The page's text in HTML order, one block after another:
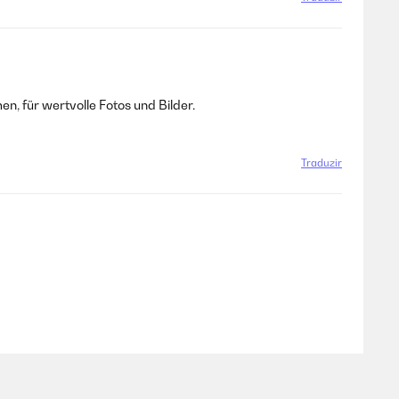
für wertvolle Fotos und Bilder.
Traduzir